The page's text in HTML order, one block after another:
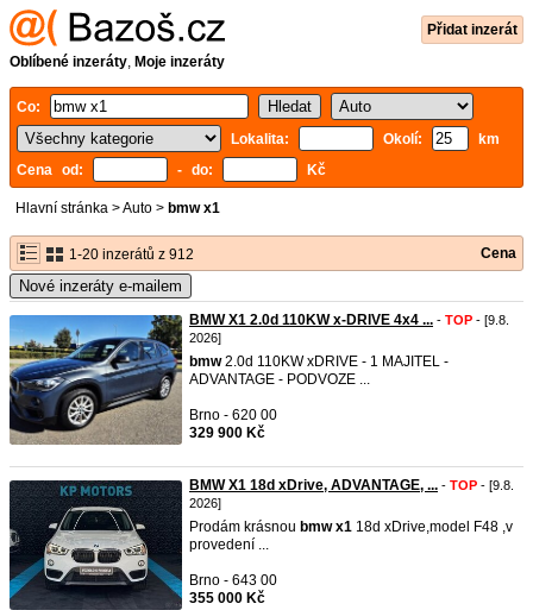
Přidat inzerát
Oblíbené inzeráty, Moje inzeráty
Co:
Lokalita:
Okolí:
km
Cena od:
- do: Kč
Hlavní stránka >Auto > bmw x1
1-20 inzerátů z 912 Cena
Nové inzeráty e-mailem
BMW X1 2.0d 110KW x-DRIVE 4x4 ... - TOP - [9.8.
2026]
bmw2.0d 110KW xDRIVE - 1 MAJITEL -
ADVANTAGE - PODVOZE ...
Brno - 620 00
329 900 Kč
BMW X1 18d xDrive, ADVANTAGE, ... - TOP - [9.8.
2026]
Prodám krásnou bmw x1 18d xDrive,model F48 ,v
provedení ...
Brno - 643 00
355 000 Kč